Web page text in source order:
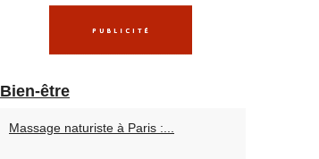
Bien-être
Massage naturiste à Paris :...